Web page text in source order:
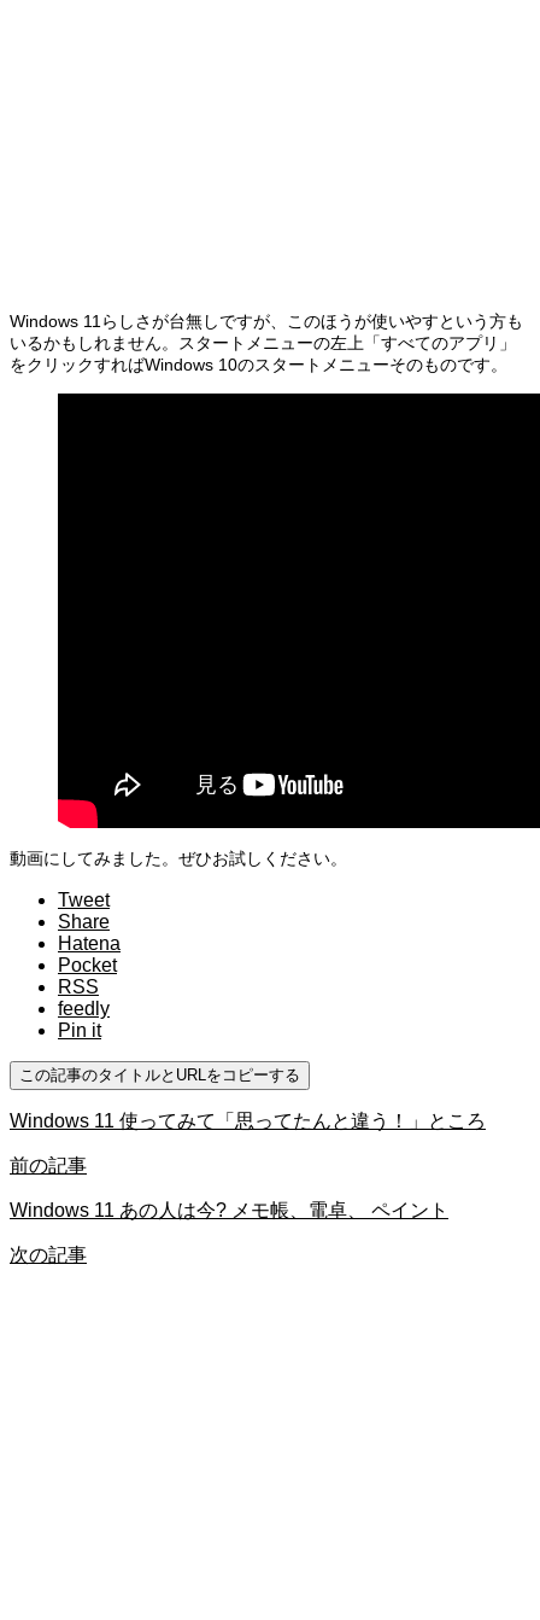
Windows 11らしさが台無しですが、このほうが使いやすという方も
いるかもしれません。スタートメニューの左上「すべてのアプリ」
をクリックすればWindows 10のスタートメニューそのものです。
動画にしてみました。ぜひお試しください。
Tweet
Share
Hatena
Pocket
RSS
feedly
Pin it
この記事のタイトルとURLをコピーする
Windows 11 使ってみて「思ってたんと違う！」ところ
前の記事
Windows 11 あの人は今? メモ帳、電卓、 ペイント
次の記事